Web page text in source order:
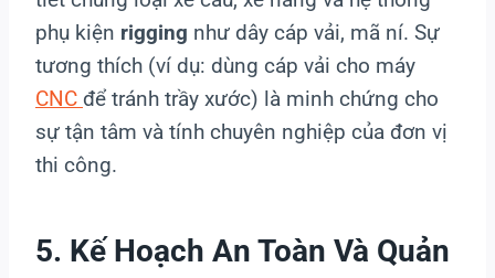
phụ kiện rigging như dây cáp vải, mã ní. Sự
tương thích (ví dụ: dùng cáp vải cho máy
CNC để tránh trầy xước) là minh chứng cho
sự tận tâm và tính chuyên nghiệp của đơn vị
thi công.
5. Kế Hoạch An Toàn Và Quản